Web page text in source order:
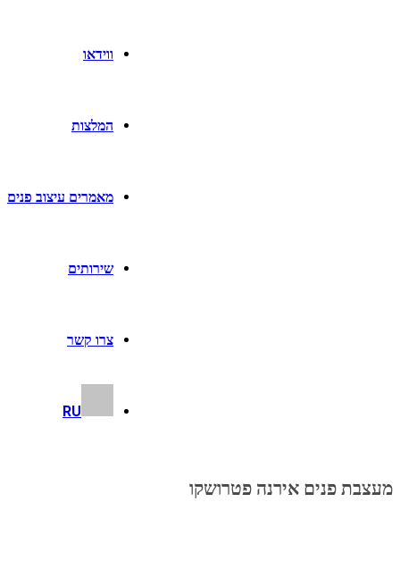
ווידאו
המלצות
מאמרים עיצוב פנים
שירותים
צרו קשר
RU
מעצבת פנים אירנה פטרושקו